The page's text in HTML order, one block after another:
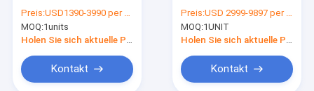
Pulverizer
Preis:USD1390-3990 per unit
MOQ:1units
Holen Sie sich aktuelle Preis
Kontakt
Kräuterwurzeln
Preis:USD 2999-9897 per unit
MOQ:1UNIT
Holen Sie sich aktuelle Preis
Kontakt